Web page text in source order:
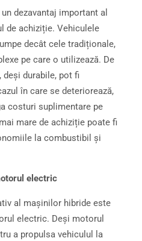
dezavantaj important al
de achiziție. Vehiculele
decât cele tradiționale,
pe care o utilizează. De
deși durabile, pot fi
în care se deteriorează,
costuri suplimentare pe
mare de achiziție poate fi
la combustibil și
electric
al mașinilor hibride este
electric. Deși motorul
a propulsa vehiculul la